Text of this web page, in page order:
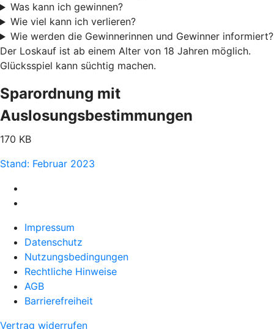
Was kann ich gewinnen?
Wie viel kann ich verlieren?
Wie werden die Gewinnerinnen und Gewinner informiert?
Der Loskauf ist ab einem Alter von 18 Jahren möglich.
Glücksspiel kann süchtig machen.
Sparordnung mit
Auslosungsbestimmungen
170 KB
Stand: Februar 2023
Impressum
Datenschutz
Nutzungsbedingungen
Rechtliche Hinweise
AGB
Barrierefreiheit
Vertrag widerrufen